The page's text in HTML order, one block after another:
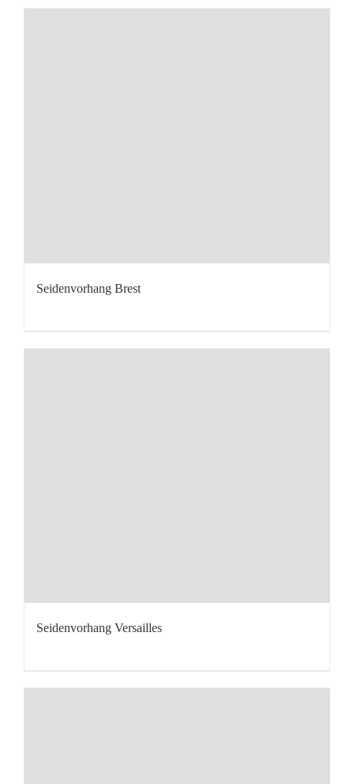
Seidenvorhang Brest
Seidenvorhang Versailles